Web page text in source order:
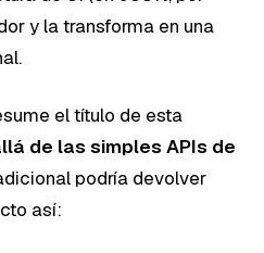
y la transforma en una
el título de esta
de las simples APIs de
podría devolver
así: